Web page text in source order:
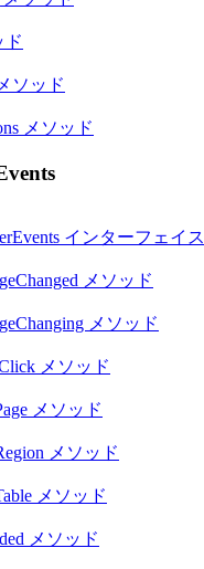
ド
ソッド
メソッド
インターフェイス
メソッド
メソッド
メソッド
メソッド
メソッド
メソッド
メソッド